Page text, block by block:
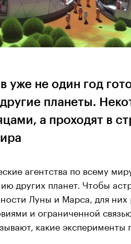
уже не один год
планеты.
а проходят в
агентства по всему
других планет. Чтобы
Луны и Марса, для
и ограниченной
какие эксперименты